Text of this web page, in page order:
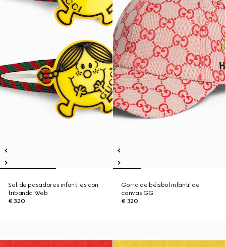
Set de pasadores infantiles con
tribanda Web
€ 320
Gorra de béisbol infantil de
canvas GG
€ 320